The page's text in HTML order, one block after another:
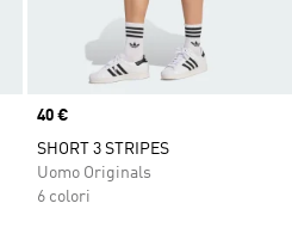
Price
40 €
SHORT 3 STRIPES
Uomo Originals
6 colori